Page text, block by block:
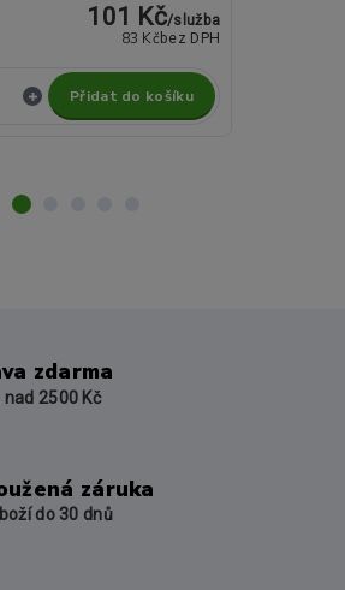
101 Kč/služba
83 Kč bez DPH
Přidat do košíku
zdarma
nad 2500 Kč
záruka
do 30 dnů